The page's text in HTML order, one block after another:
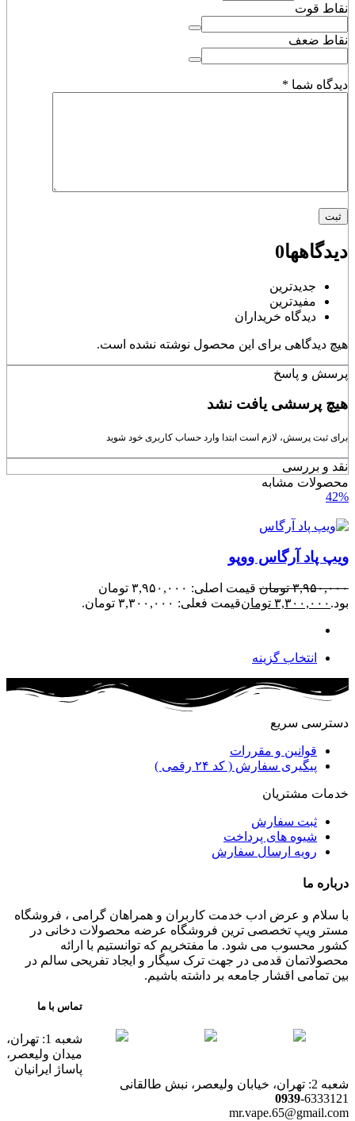
نقاط قوت
نقاط ضعف
دیدگاه شما *
دیدگاهها0
جدیدترین
مفیدترین
دیدگاه خریداران
هیچ دیدگاهی برای این محصول نوشته نشده است.
پرسش و پاسخ
هیچ پرسشی یافت نشد
برای ثبت پرسش، لازم است ابتدا وارد حساب کاربری خود شوید
نقد و بررسی
محصولات مشابه
42%
ویپ پاد آرگاس ووپو
۳,۹۵۰,۰۰۰ تومان
قیمت اصلی: ۳,۹۵۰,۰۰۰ تومان
بود. ۳,۳۰۰,۰۰۰ تومانقیمت فعلی: ۳,۳۰۰,۰۰۰ تومان.
انتخاب گزینه
دسترسی سریع
قوانین و مقررات
پیگیری سفارش ( کد ۲۴ رقمی )
خدمات مشتریان
ثبت سفارش
شیوه های پرداخت
رویه ارسال سفارش
درباره ما
با سلام و عرض ادب خدمت کاربران و همراهان گرامی ، فروشگاه
مستر ویپ تخصصی ترین فروشگاه عرضه محصولات دخانی در
کشور محسوب می شود. ما مفتخریم که توانستیم با ارائه
محصولاتمان قدمی در جهت ترک سیگار و ایجاد تفریحی سالم در
بین تمامی اقشار جامعه بر داشته باشیم.
تماس با ما
شعبه 1: تهران،
میدان ولیعصر،
پاساژ ایرانیان
شعبه 2: تهران، خیابان ولیعصر، نبش طالقانی
0939-6333121
mr.vape.65@gmail.com